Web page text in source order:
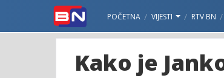
POČETNA VIJESTI RTV BN
Kako je